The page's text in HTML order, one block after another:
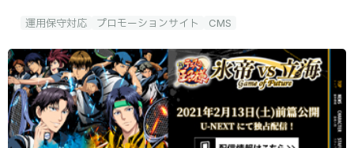
運用保守対応 プロモーションサイト CMS